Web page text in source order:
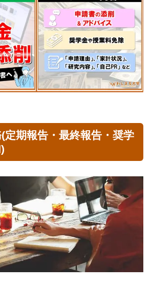
定期報告・最終報告・奨学